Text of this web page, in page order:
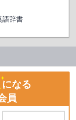
語辞書
になる
員